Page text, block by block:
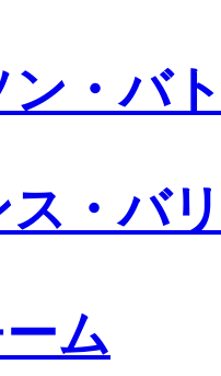
ン・バ
ス・バ
ム